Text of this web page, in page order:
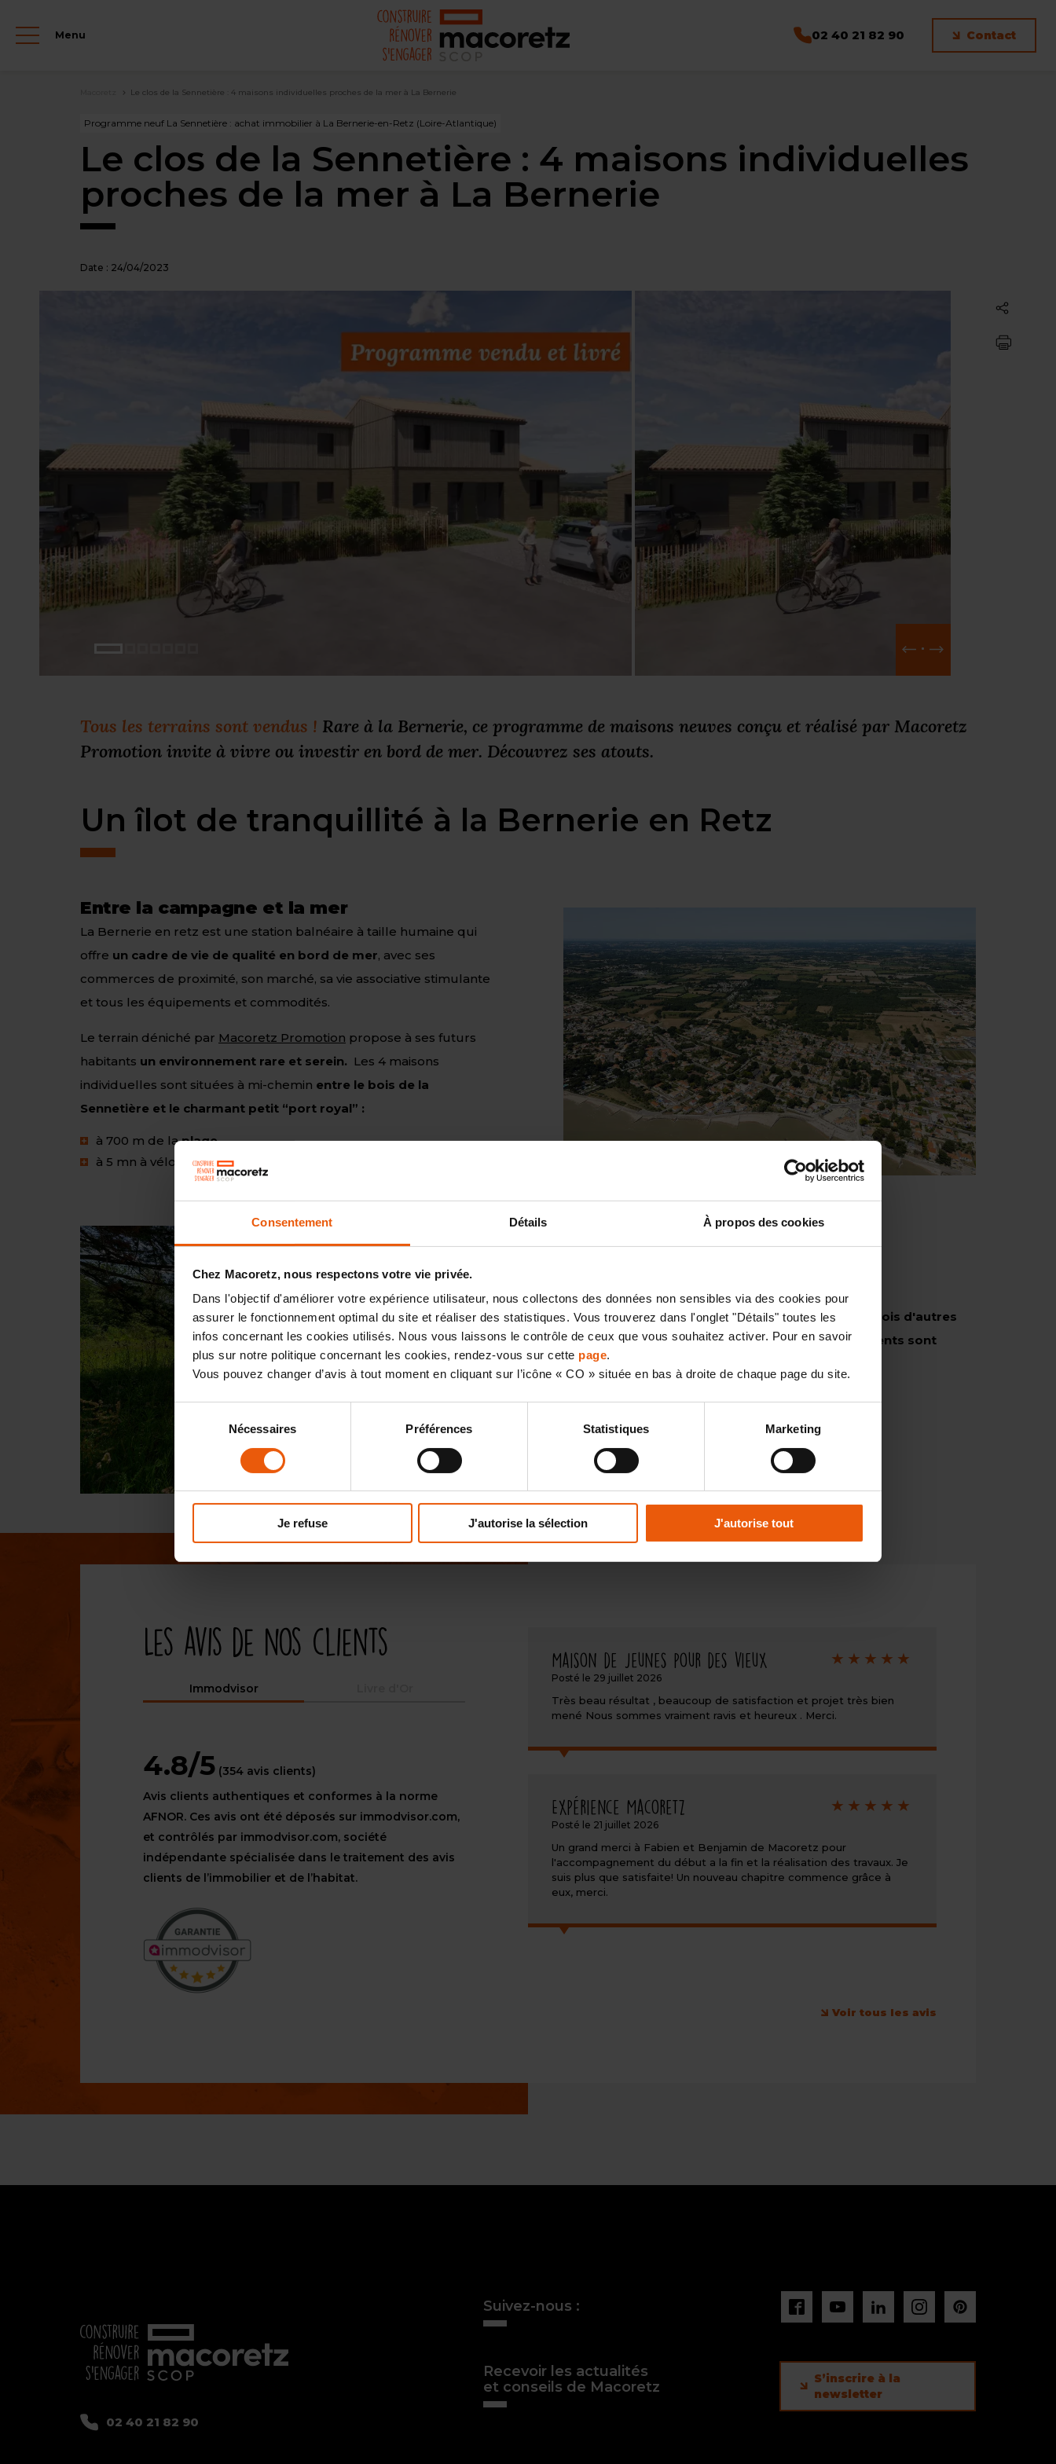
Consentement Détails À propos des cookies
Chez Macoretz, nous respectons votre vie privée.
Dans l'objectif d'améliorer votre expérience utilisateur, nous collectons des données non sensibles via des cookies pour
assurer le fonctionnement optimal du site et réaliser des statistiques. Vous trouverez dans l'onglet "Détails" toutes les
infos concernant les cookies utilisés. Nous vous laissons le contrôle de ceux que vous souhaitez activer. Pour en savoir
plus sur notre politique concernant les cookies, rendez-vous sur cette page.
Vous pouvez changer d’avis à tout moment en cliquant sur l’icône « CO » située en bas à droite de chaque page du site.
consentement
Nécessaires Préférences Statistiques Marketing
Je refuse J'autorise la sélection J'autorise tout
contenu
Menu 02 40 21 82 90 Contact
Le clos de la Sennetière : 4 maisons individuelles proches de la mer à La Bernerie
Programme neuf La Sennetière : achat immobilier à La Bernerie-en-Retz (Loire-Atlantique)
Le clos de la Sennetière : 4 maisons individuelles
proches de la mer à La Bernerie
Date : 24/04/2023
Partager
Imprimer
Tous les terrains sont vendus ! Rare à la Bernerie, ce programme de maisons neuves conçu et réalisé par Macoretz
Promotion invite à vivre ou investir en bord de mer. Découvrez ses atouts.
Un îlot de tranquillité à la Bernerie en Retz
Entre la campagne et la mer
La Bernerie en retz est une station balnéaire à taille humaine qui
offre un cadre de vie de qualité en bord de mer, avec ses
commerces de proximité, son marché, sa vie associative stimulante
et tous les équipements et commodités.
Le terrain déniché par Macoretz Promotion propose à ses futurs
habitants un environnement rare et serein. Les 4 maisons
individuelles sont situées à mi-chemin entre le bois de la
Sennetière et le charmant petit “port royal” :
à 700 m de laplage,
à 5 mn à vélo du bourg de la Bernerie et de la gare.
Terrains vendus !
Tous les terrains sont dorénavant pourvus, toutefois d'autres
offres de terrains, maisons+terrains et appartements sont
disponibles.
Je consulte les offres immobilières
Les avis de nos clients
Immodvisor
4.8/5 (354 avis clients)
Avis clients authentiques et conformes à la norme
AFNOR. Ces avis ont été déposés sur immodvisor.com,
et contrôlés par immodvisor.com, société
indépendante spécialisée dans le traitement des avis
clients de l’immobilier et de l’habitat.
Maison de jeunes pour des vieux
Posté le 29 juillet 2026
Très beau résultat , beaucoup de satisfaction et projet très bien
mené Nous sommes vraiment ravis et heureux . Merci.
Expérience Macoretz
Posté le 21 juillet 2026
Un grand merci à Fabien et Benjamin de Macoretz pour
l'accompagnement du début a la fin et la réalisation des travaux. Je
suis plus que satisfaite! Un nouveau chapitre commence grâce à
eux, merci.
Voir tous les avis
02 40 21 82 90
Suivez-nous :
Recevoir les actualités
et conseils de Macoretz
S’inscrire à la
newsletter